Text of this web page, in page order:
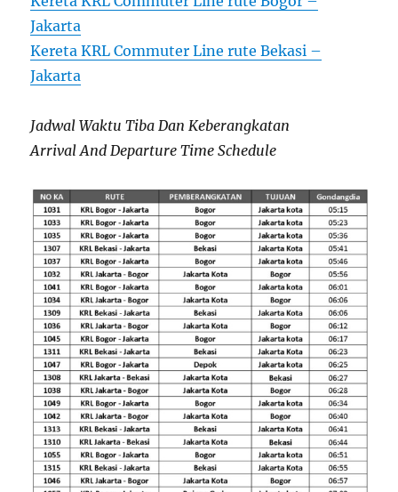
Jakarta
Kereta KRL Commuter Line rute Bekasi –
Jakarta
Jadwal Waktu Tiba Dan Keberangkatan
Arrival And Departure Time Schedule